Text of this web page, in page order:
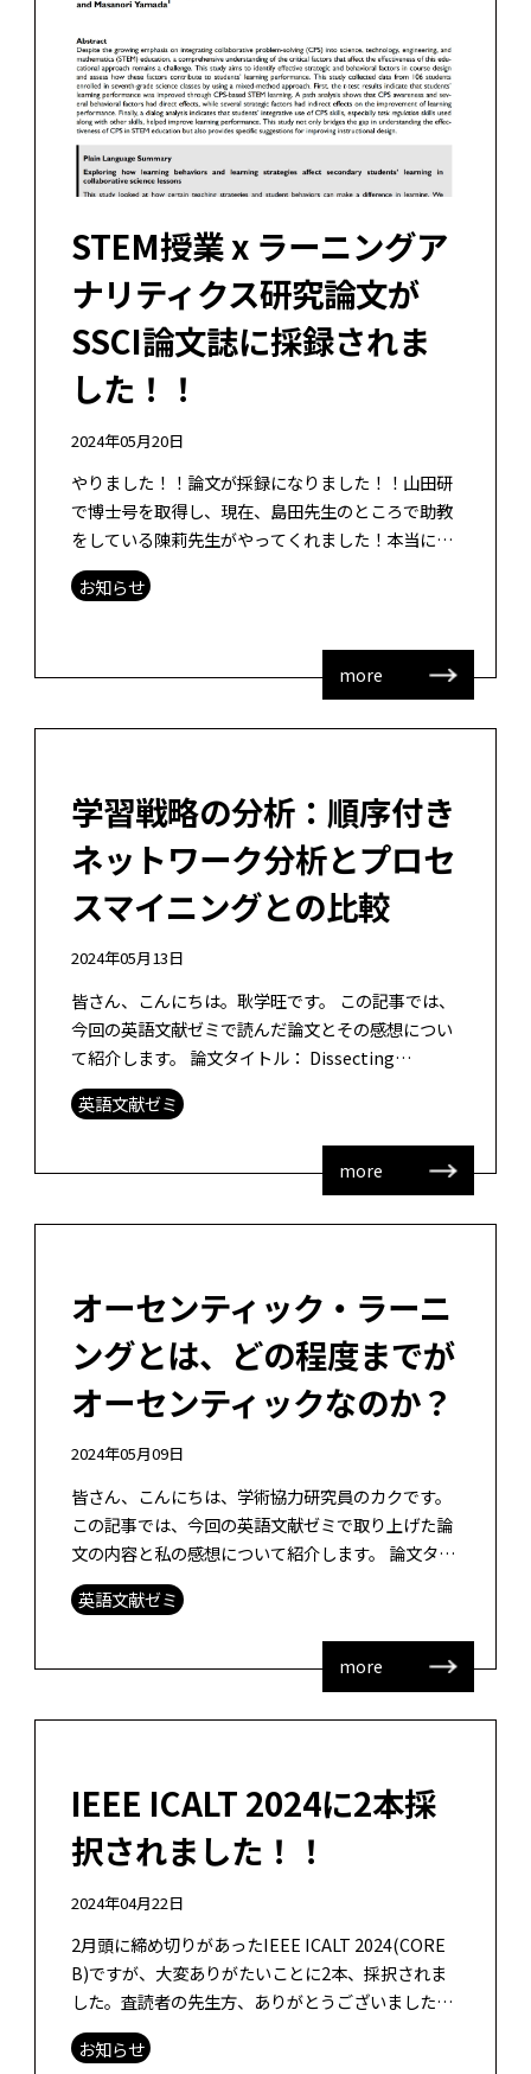
STEM授業 x ラーニングア
ナリティクス研究論文が
SSCI論文誌に採録されま
した！！
2024年05月20日
やりました！！論文が採録になりました！！山田研
で博士号を取得し、現在、島田先生のところで助教
をしている陳莉先生がやってくれました！本当にお
めでたい！！やりましたね。なかなか厳しい条件
で、時間もギリギリな中で乗り切りました […]
お知らせ
more
学習戦略の分析：順序付き
ネットワーク分析とプロセ
スマイニングとの比較
2024年05月13日
皆さん、こんにちは。耿学旺です。 この記事では、
今回の英語文献ゼミで読んだ論文とその感想につい
て紹介します。 論文タイトル： Dissecting
learning tactics in MOOC using order […]
英語文献ゼミ
more
オーセンティック・ラーニ
ングとは、どの程度までが
オーセンティックなのか？
2024年05月09日
皆さん、こんにちは、学術協力研究員のカクです。
この記事では、今回の英語文献ゼミで取り上げた論
文の内容と私の感想について紹介します。 論文タイ
トル： How authentic does authentic learni […]
英語文献ゼミ
more
IEEE ICALT 2024に2本採
択されました！！
2024年04月22日
2月頭に締め切りがあったIEEE ICALT 2024(CORE
B)ですが、大変ありがたいことに2本、採択されま
した。査読者の先生方、ありがとうございました。
発表はいつぶりだろう？ルーマニアでの開催以来
お知らせ